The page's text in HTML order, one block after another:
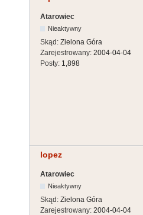
Atarowiec
Nieaktywny
Skąd: Zielona Góra
Zarejestrowany: 2004-04-04
Posty: 1,898
lopez
Atarowiec
Nieaktywny
Skąd: Zielona Góra
Zarejestrowany: 2004-04-04